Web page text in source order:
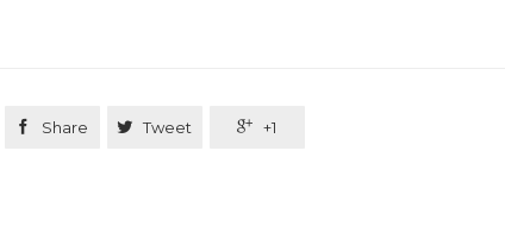
 Share  Tweet  +1